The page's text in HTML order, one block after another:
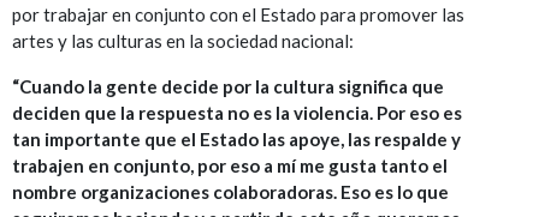
por trabajar en conjunto con el Estado para promover las
artes y las culturas en la sociedad nacional:
“Cuando la gente decide por la cultura significa que
deciden que la respuesta no es la violencia. Por eso es
tan importante que el Estado las apoye, las respalde y
trabajen en conjunto, por eso a mí me gusta tanto el
nombre organizaciones colaboradoras. Eso es lo que